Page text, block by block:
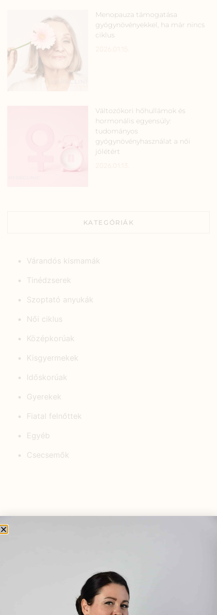
Menopauza támogatása
gyógynövényekkel, ha már nincs
ciklus
Változókori hőhullámok és
hormonális egyensúly:
tudományos
gyógynövényhasználat a női
jólétért
KATEGÓRIÁK
Várandós kismamák
Tinédzserek
Szoptató anyukák
Női ciklus
Középkorúak
Kisgyermekek
Időskorúak
Gyerekek
Fiatal felnőttek
Egyéb
Csecsemők
menstruációs vérzést
gyógynövényekkel?
2025.12.09.